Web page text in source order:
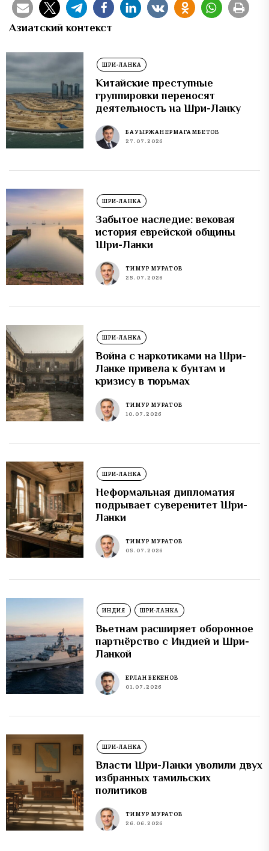
Азиатский контекст
ШРИ-ЛАНКА
Китайские преступные
группировки переносят
деятельность на Шри-Ланку
БАУЫРЖАН ЕРМАГАМБЕТОВ
27.07.2026
ШРИ-ЛАНКА
Забытое наследие: вековая
история еврейской общины
Шри-Ланки
ТИМУР МУРАТОВ
25.07.2026
ШРИ-ЛАНКА
Война с наркотиками на Шри-
Ланке привела к бунтам и
кризису в тюрьмах
ТИМУР МУРАТОВ
10.07.2026
ШРИ-ЛАНКА
Неформальная дипломатия
подрывает суверенитет Шри-
Ланки
ТИМУР МУРАТОВ
05.07.2026
ИНДИЯ ШРИ-ЛАНКА
Вьетнам расширяет оборонное
партнёрство с Индией и Шри-
Ланкой
ЕРЛАН БЕКЕНОВ
01.07.2026
ШРИ-ЛАНКА
Власти Шри-Ланки уволили двух
избранных тамильских
политиков
ТИМУР МУРАТОВ
26.06.2026